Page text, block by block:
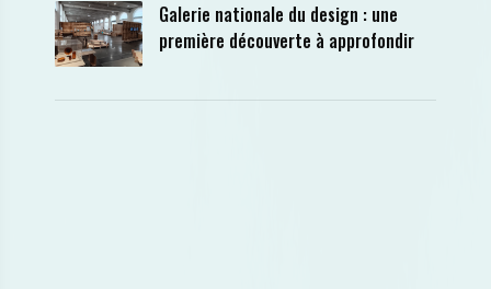
Galerie nationale du design : une
première découverte à approfondir